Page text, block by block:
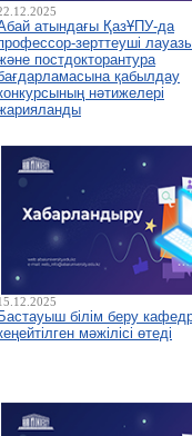
атындағы ҚазҰПУ-да
зерттеуші
постдокторантура
қабылдау
нәтижелері
Бастауыш білім беру
мәжілісі өтеді